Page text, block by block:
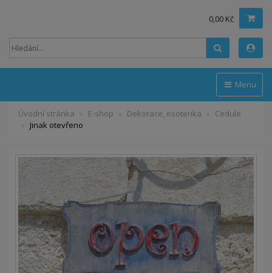
0,00 Kč
Menu
Úvodní stránka E-shop Dekorace, esoterika
Cedule
Jinak otevřeno